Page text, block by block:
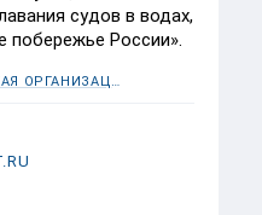
судов в водах,
России».
НЕКОММЕРЧЕСКАЯ ОРГАНИЗАЦИЯ «АССОЦИАЦИЯ ДОБЫТЧИКОВ МИНТАЯ»